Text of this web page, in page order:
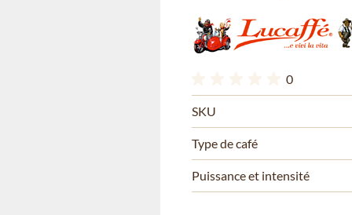
0
SKU
Type de café
Puissance et intensité